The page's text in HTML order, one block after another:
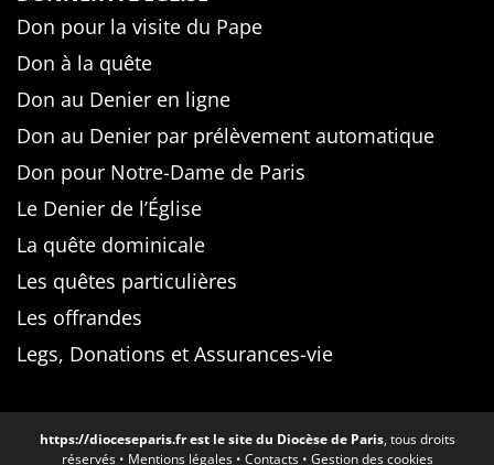
Don pour la visite du Pape
Don à la quête
Don au Denier en ligne
Don au Denier par prélèvement automatique
Don pour Notre-Dame de Paris
Le Denier de l’Église
La quête dominicale
Les quêtes particulières
Les offrandes
Legs, Donations et Assurances-vie
https://dioceseparis.frest le site du Diocèse de Paris, tous droits
réservés • Mentions légales• Contacts• Gestion des cookies